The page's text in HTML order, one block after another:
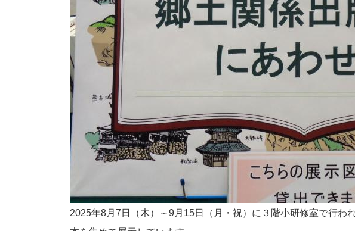
2025年8月7日（木）～9月15日（月・祝）に３階小研修室で行